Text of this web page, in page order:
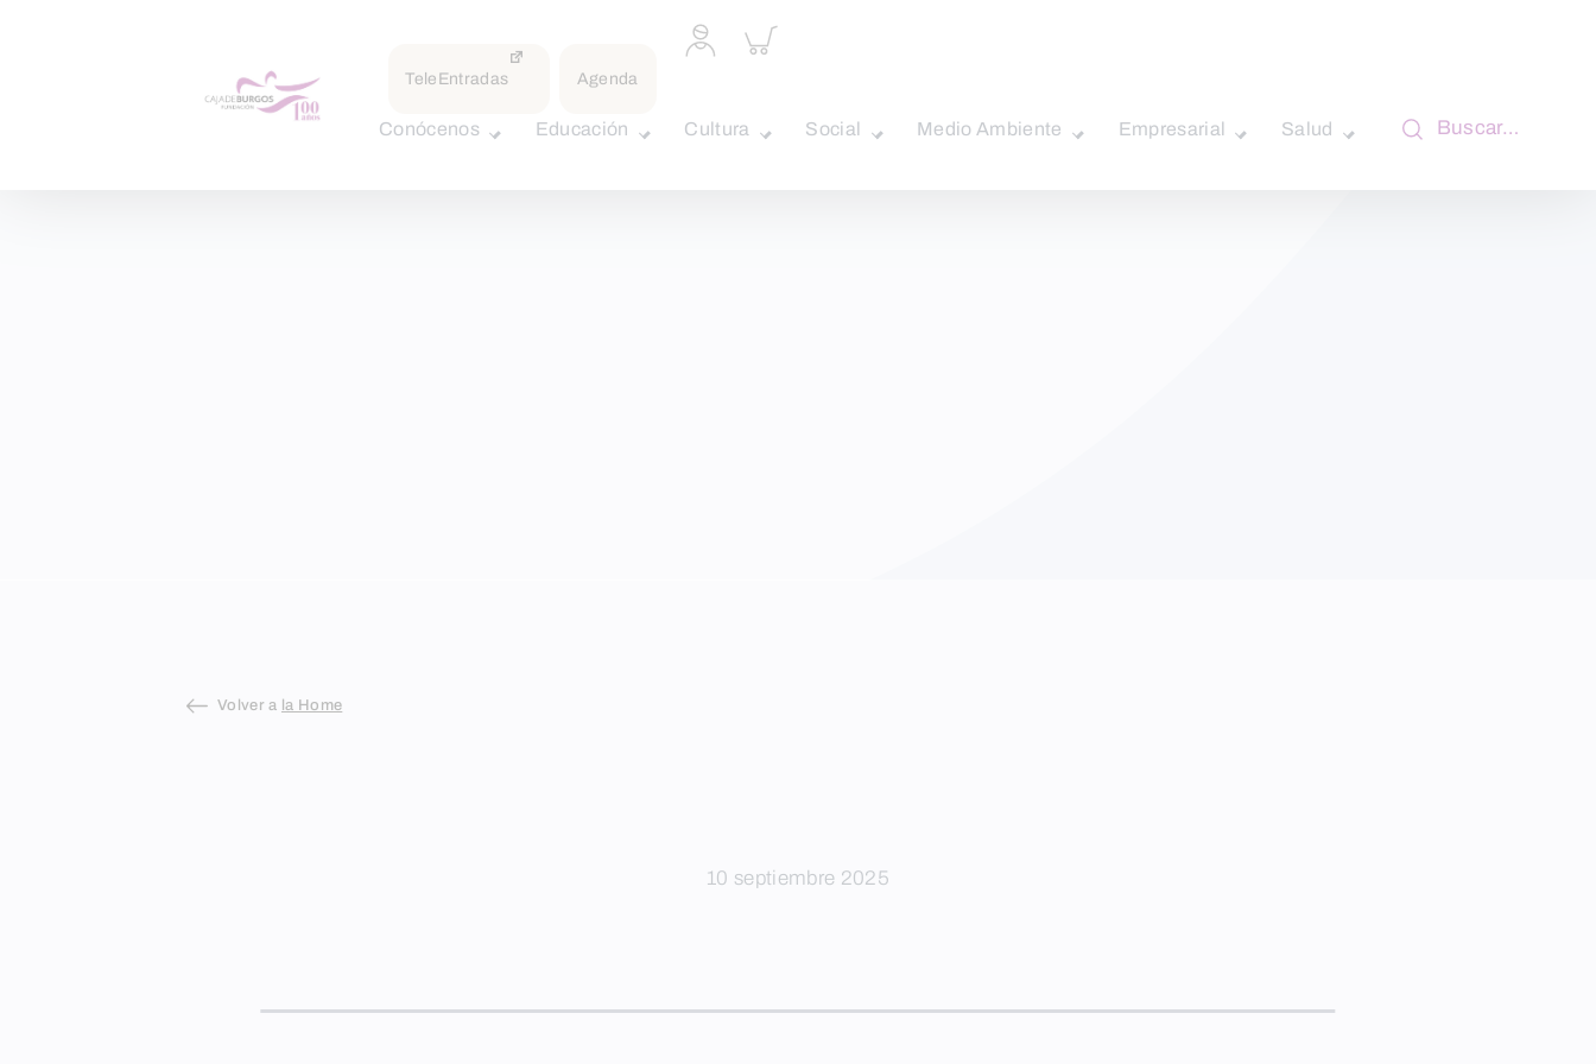
TeleEntradas Agenda
Acceder
a
Inspeccionar
carrito
Conócenos Educación Cultura Social Medio Ambiente Empresarial Salud Buscar…
Volver a la Home
10 septiembre 2025